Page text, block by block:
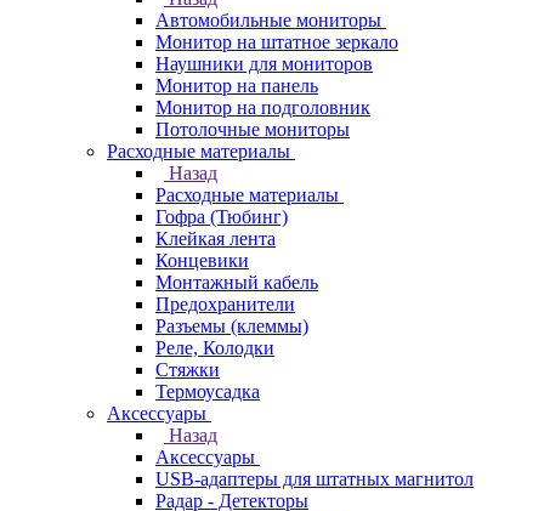
Автомобильные мониторы
Монитор на штатное зеркало
Наушники для мониторов
Монитор на панель
Монитор на подголовник
Потолочные мониторы
Расходные материалы
Назад
Расходные материалы
Гофра (Тюбинг)
Клейкая лента
Концевики
Монтажный кабель
Предохранители
Разъемы (клеммы)
Реле, Колодки
Стяжки
Термоусадка
Аксессуары
Назад
Аксессуары
USB-адаптеры для штатных магнитол
Радар - Детекторы